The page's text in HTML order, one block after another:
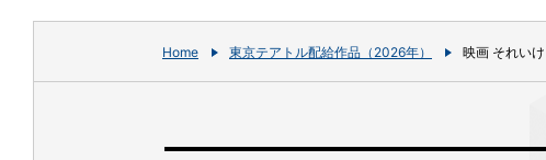
Home 東京テアトル配給作品（2026年） 映画 それい